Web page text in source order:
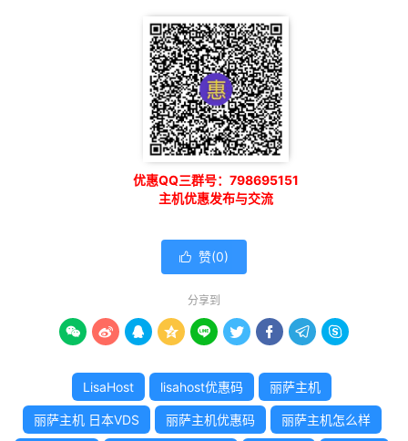
优惠QQ三群号：798695151
主机优惠发布与交流
 赞(0)
分享到
        
LisaHost lisahost优惠码 丽萨主机
丽萨主机 日本VDS 丽萨主机优惠码 丽萨主机怎么样